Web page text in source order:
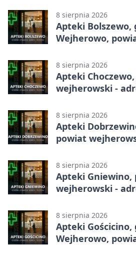
8 sierpnia 2026
Apteki Bolszewo,
Wejherowo,
8 sierpnia 2026
Apteki
wejherowski -
8 sierpnia 2026
Apteki
powiat
8 sierpnia 2026
Apteki Gniewino,
wejherowski -
8 sierpnia 2026
Apteki Gościcino,
Wejherowo,